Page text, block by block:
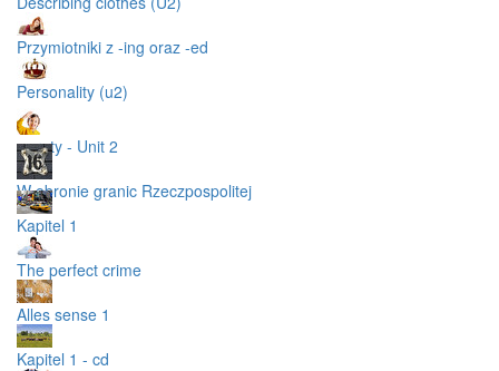
Przymiotniki z -ing oraz -ed
Personality (u2)
zwroty - Unit 2
W obronie granic Rzeczpospolitej
Kapitel 1
The perfect crime
Alles sense 1
Kapitel 1 - cd